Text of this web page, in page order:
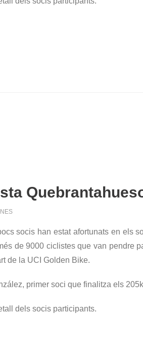
socis han estat afortunats en els
de 9000 ciclistes que van pendre
de la UCI Golden Bike.
primer soci que finalitza els
dels socis participants.